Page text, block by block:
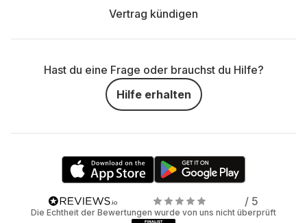
Vertrag kündigen
Hast du eine Frage oder brauchst du Hilfe?
Hilfe erhalten
/ 5
Die Echtheit der Bewertungen wurde von uns nicht überprüft